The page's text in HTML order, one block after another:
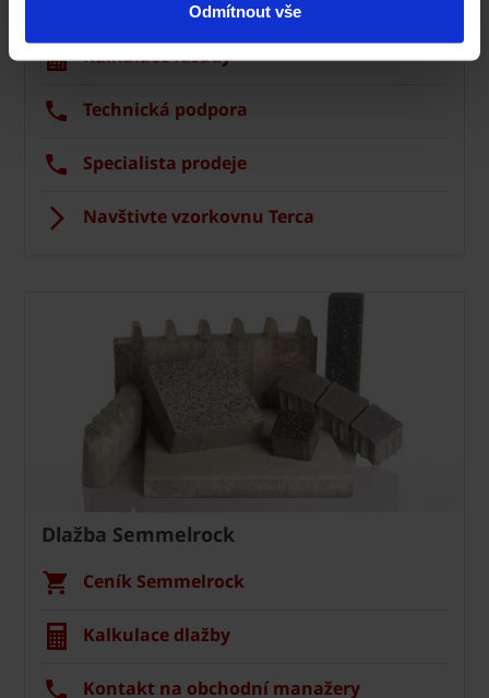
Odmítnout vše
Kalkulace fasády
Technická podpora
Specialista prodeje
Navštivte vzorkovnu Terca
Dlažba Semmelrock
Ceník Semmelrock
Kalkulace dlažby
Kontakt na obchodní manažery